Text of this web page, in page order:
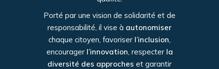
Porté par une vision de solidarité et de
responsabilité, il vise à autonomiser
chaque citoyen, favoriser l’inclusion,
encourager l’innovation, respecter la
diversité des approches et garantir